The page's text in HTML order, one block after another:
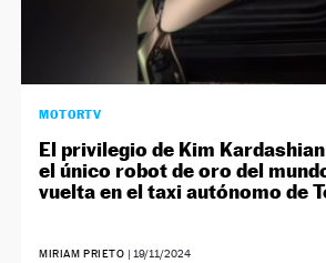
MOTORTV
El privilegio de Kim
el único robot de oro del
vuelta en el taxi autónomo de
MIRIAM PRIETO | 19/11/2024